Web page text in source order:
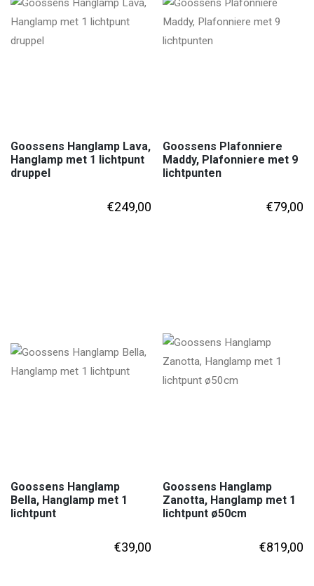
Goossens Hanglamp Lava,
Hanglamp met 1 lichtpunt
druppel
€249,00
Goossens Plafonniere
Maddy, Plafonniere met 9
lichtpunten
€79,00
Goossens Hanglamp
Bella, Hanglamp met 1
lichtpunt
€39,00
Goossens Hanglamp
Zanotta, Hanglamp met 1
lichtpunt ø50cm
€819,00